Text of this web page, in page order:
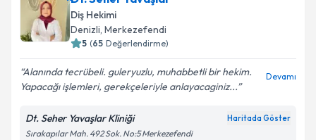
Diş Hekimi
Denizli, Merkezefendi
5 (65 Değerlendirme)
Alanında tecrübeli. guleryuzlu, muhabbetli bir hekim.
Yapacağı işlemleri, gerekçeleriyle anlayacaginiz...
Devamı
Dt. Seher Yavaşlar Kliniği Haritada Göster
Sırakapılar Mah. 492 Sok. No:5 Merkezefendi